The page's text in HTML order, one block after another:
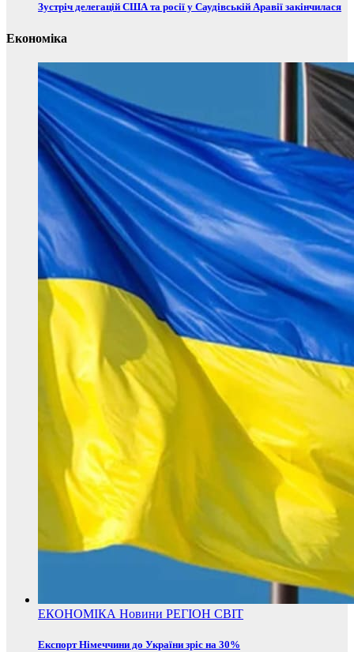
Зустріч делегацій США та росії у Саудівській Аравії закінчилася
Економіка
ЕКОНОМІКА Новини РЕГІОН СВІТ
Експорт Німеччини до України зріс на 30%